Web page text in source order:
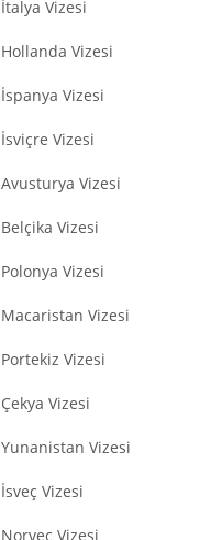
İtalya Vizesi
Hollanda Vizesi
İspanya Vizesi
İsviçre Vizesi
Avusturya Vizesi
Belçika Vizesi
Polonya Vizesi
Macaristan Vizesi
Portekiz Vizesi
Çekya Vizesi
Yunanistan Vizesi
İsveç Vizesi
Norveç Vizesi